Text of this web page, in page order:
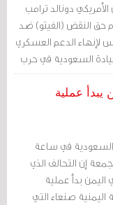
دونالد ترامب
حق النقض (الفيتو) ضد
لإنهاء الدعم العسكري
السعودية في حرب
مع المشرعين
المملكة
يبدأ عملية
السعودية في ساعة
إن التحالف الذي
بدأ عملية
صنعاء التي